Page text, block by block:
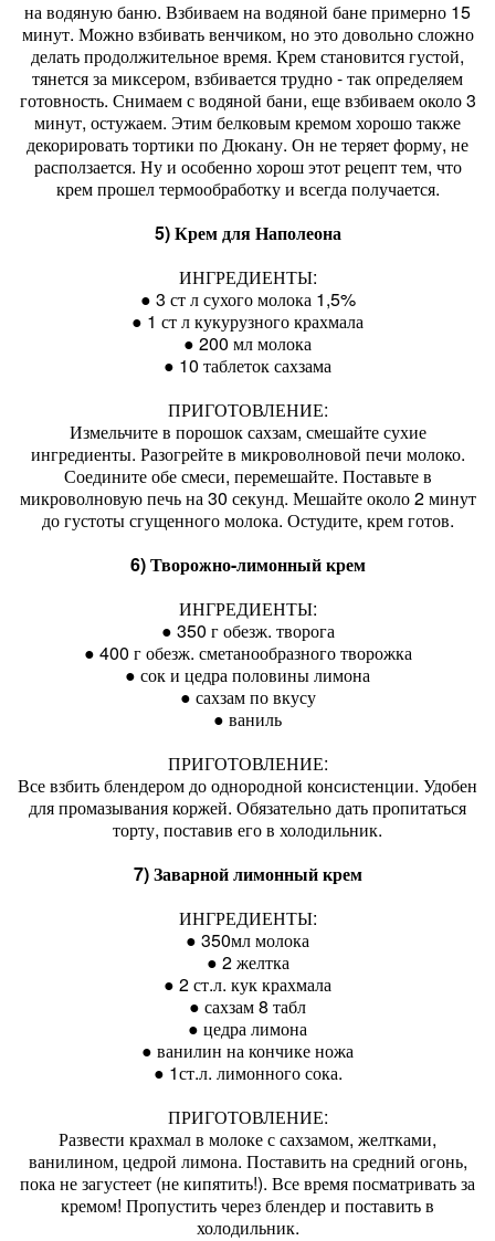
на водяную баню. Взбиваем на водяной бане примерно 15
минут. Можно взбивать венчиком, но это довольно сложно
делать продолжительное время. Крем становится густой,
тянется за миксером, взбивается трудно - так определяем
готовность. Снимаем с водяной бани, еще взбиваем около 3
минут, остужаем. Этим белковым кремом хорошо также
декорировать тортики по Дюкану. Он не теряет форму, не
расползается. Ну и особенно хорош этот рецепт тем, что
крем прошел термообработку и всегда получается.
5) Крем для Наполеона
ИНГРЕДИЕНТЫ:
● 3 ст л сухого молока 1,5%
● 1 ст л кукурузного крахмала
● 200 мл молока
● 10 таблеток сахзама
ПРИГОТОВЛЕНИЕ:
Измельчите в порошок сахзам, смешайте сухие
ингредиенты. Разогрейте в микроволновой печи молоко.
Соедините обе смеси, перемешайте. Поставьте в
микроволновую печь на 30 секунд. Мешайте около 2 минут
до густоты сгущенного молока. Остудите, крем готов.
6) Творожно-лимонный крем
ИНГРЕДИЕНТЫ:
● 350 г обезж. творога
● 400 г обезж. сметанообразного творожка
● сок и цедра половины лимона
● сахзам по вкусу
● ваниль
ПРИГОТОВЛЕНИЕ:
Все взбить блендером до однородной консистенции. Удобен
для промазывания коржей. Обязательно дать пропитаться
торту, поставив его в холодильник.
7) Заварной лимонный крем
ИНГРЕДИЕНТЫ:
● 350мл молока
● 2 желтка
● 2 ст.л. кук крахмала
● сахзам 8 табл
● цедра лимона
● ванилин на кончике ножа
● 1ст.л. лимонного сока.
ПРИГОТОВЛЕНИЕ:
Развести крахмал в молоке с сахзамом, желтками,
ванилином, цедрой лимона. Поставить на средний огонь,
пока не загустеет (не кипятить!). Все время посматривать за
кремом! Пропустить через блендер и поставить в
холодильник.